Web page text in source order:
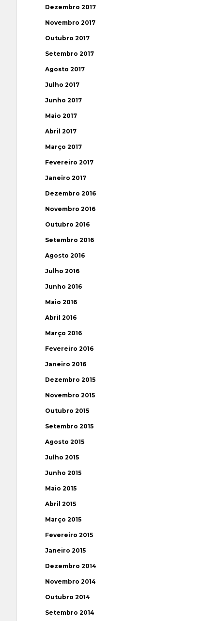
Dezembro 2017
Novembro 2017
Outubro 2017
Setembro 2017
Agosto 2017
Julho 2017
Junho 2017
Maio 2017
Abril 2017
Março 2017
Fevereiro 2017
Janeiro 2017
Dezembro 2016
Novembro 2016
Outubro 2016
Setembro 2016
Agosto 2016
Julho 2016
Junho 2016
Maio 2016
Abril 2016
Março 2016
Fevereiro 2016
Janeiro 2016
Dezembro 2015
Novembro 2015
Outubro 2015
Setembro 2015
Agosto 2015
Julho 2015
Junho 2015
Maio 2015
Abril 2015
Março 2015
Fevereiro 2015
Janeiro 2015
Dezembro 2014
Novembro 2014
Outubro 2014
Setembro 2014